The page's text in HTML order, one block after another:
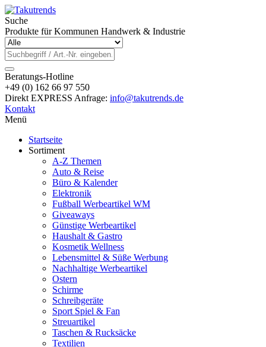
Suche
Produkte für Kommunen Handwerk & Industrie
Beratungs-Hotline
+49 (0) 162 66 97 550
Direkt EXPRESS Anfrage: info@takutrends.de
Kontakt
Menü
Startseite
Sortiment
A-Z Themen
Auto & Reise
Büro & Kalender
Elektronik
Fußball Werbeartikel WM
Giveaways
Günstige Werbeartikel
Haushalt & Gastro
Kosmetik Wellness
Lebensmittel & Süße Werbung
Nachhaltige Werbeartikel
Ostern
Schirme
Schreibgeräte
Sport Spiel & Fan
Streuartikel
Taschen & Rucksäcke
Textilien